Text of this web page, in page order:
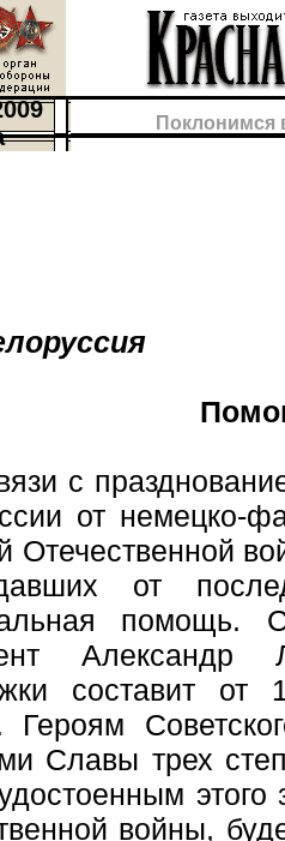
Поклонимся
с
от немецко-
Отечественной
от
помощь.
Александр
составит от
Героям
Славы трех
этого
войны,